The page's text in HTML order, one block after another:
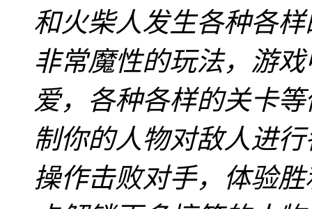
和火柴人发生各种各
非常魔性的玩法，游
爱，各种各样的关卡
制你的人物对敌人进
操作击败对手，体验